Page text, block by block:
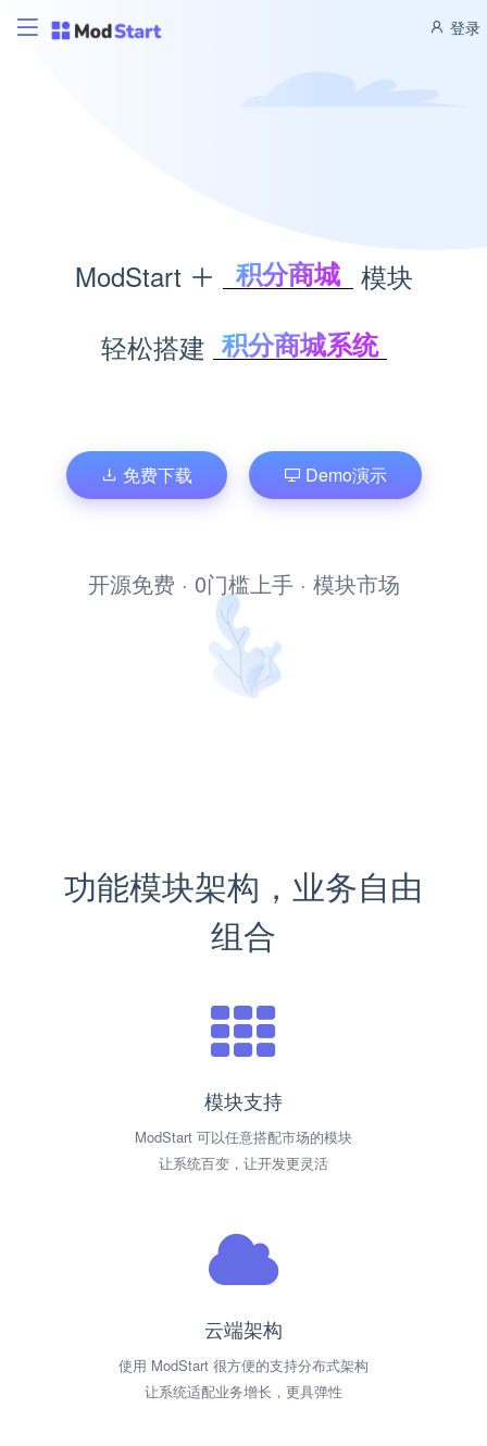
登录
ModStart
积分商城
博客管理
商城管理
模块
轻松搭建 积分商城系统
文库管理系统
考试题库系统
免费下载 Demo演示
开源免费 · 0门槛上手 · 模块市场
功能模块架构，业务自由
组合
模块支持
ModStart 可以任意搭配市场的模块
让系统百变，让开发更灵活
云端架构
使用 ModStart 很方便的支持分布式架构
让系统适配业务增长，更具弹性